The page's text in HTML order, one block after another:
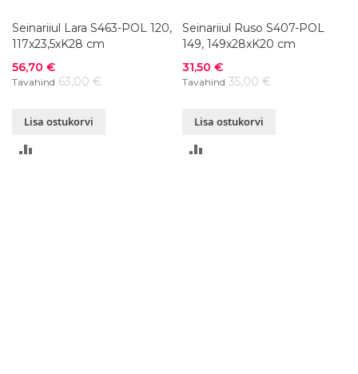
Seinariiul Lara S463-POL 120,
117x23,5xK28 cm
Soodushind
56,70 €
Tavahind 63,00 €
Lisa ostukorvi
Seinariiul Ruso S407-POL
149, 149x28xK20 cm
Soodushind
31,50 €
Tavahind 35,00 €
Lisa ostukorvi